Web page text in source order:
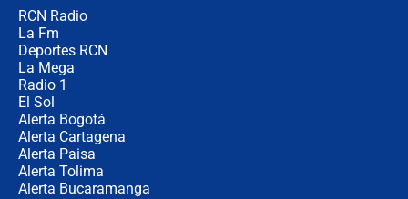
RCN Radio
La Fm
Deportes RCN
La Mega
Radio 1
El Sol
Alerta Bogotá
Alerta Cartagena
Alerta Paisa
Alerta Tolima
Alerta Bucaramanga